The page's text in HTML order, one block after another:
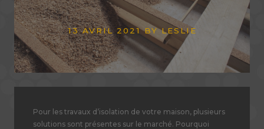
13 AVRIL 2021BYLESLIE
Pour les travaux d’isolation de votre maison, plusieurs
solutions sont présentes sur le marché. Pourquoi